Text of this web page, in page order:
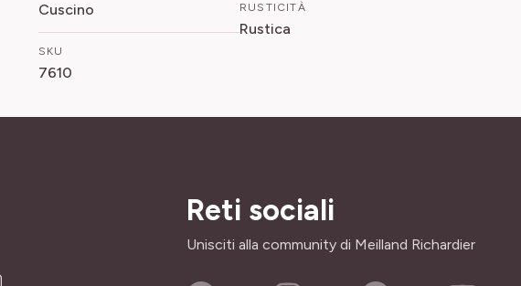
Cuscino
SKU
7610
RUSTICITÀ
Rustica
Reti sociali
Unisciti alla community di Meilland Richardier